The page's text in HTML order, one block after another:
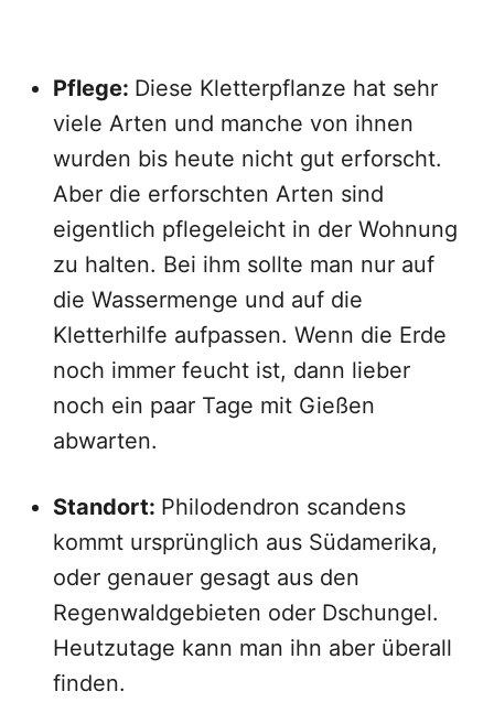
Pflege: Diese Kletterpflanze hat sehr
viele Arten und manche von ihnen
wurden bis heute nicht gut erforscht.
Aber die erforschten Arten sind
eigentlich pflegeleicht in der Wohnung
zu halten. Bei ihm sollte man nur auf
die Wassermenge und auf die
Kletterhilfe aufpassen. Wenn die Erde
noch immer feucht ist, dann lieber
noch ein paar Tage mit Gießen
abwarten.
Standort: Philodendron scandens
kommt ursprünglich aus Südamerika,
oder genauer gesagt aus den
Regenwaldgebieten oder Dschungel.
Heutzutage kann man ihn aber überall
finden.